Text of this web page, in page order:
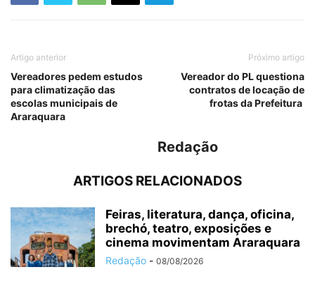
Artigo anterior
Vereadores pedem estudos
para climatização das
escolas municipais de
Araraquara
Próximo artigo
Vereador do PL questiona
contratos de locação de
frotas da Prefeitura
Redação
ARTIGOS RELACIONADOS
Feiras, literatura, dança, oficina,
brechó, teatro, exposições e
cinema movimentam Araraquara
Redação - 08/08/2026